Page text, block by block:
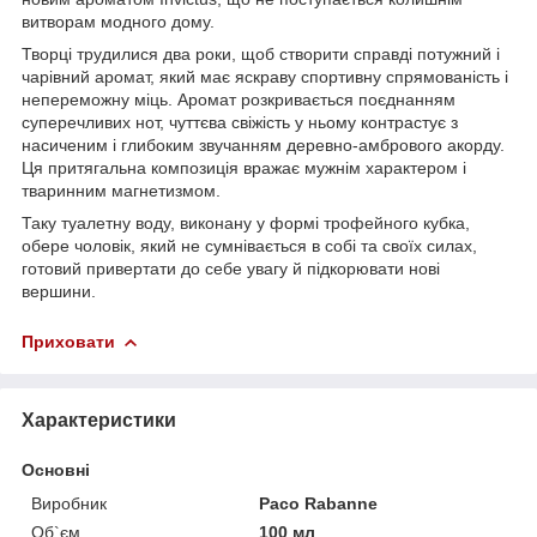
витворам модного дому.
Творці трудилися два роки, щоб створити справді потужний і
чарівний аромат, який має яскраву спортивну спрямованість і
непереможну міць. Аромат розкривається поєднанням
суперечливих нот, чуттєва свіжість у ньому контрастує з
насиченим і глибоким звучанням деревно-амбрового акорду.
Ця притягальна композиція вражає мужнім характером і
тваринним магнетизмом.
Таку туалетну воду, виконану у формі трофейного кубка,
обере чоловік, який не сумнівається в собі та своїх силах,
готовий привертати до себе увагу й підкорювати нові
вершини.
Приховати
Характеристики
Основні
Виробник
Paco Rabanne
Об`єм
100 мл